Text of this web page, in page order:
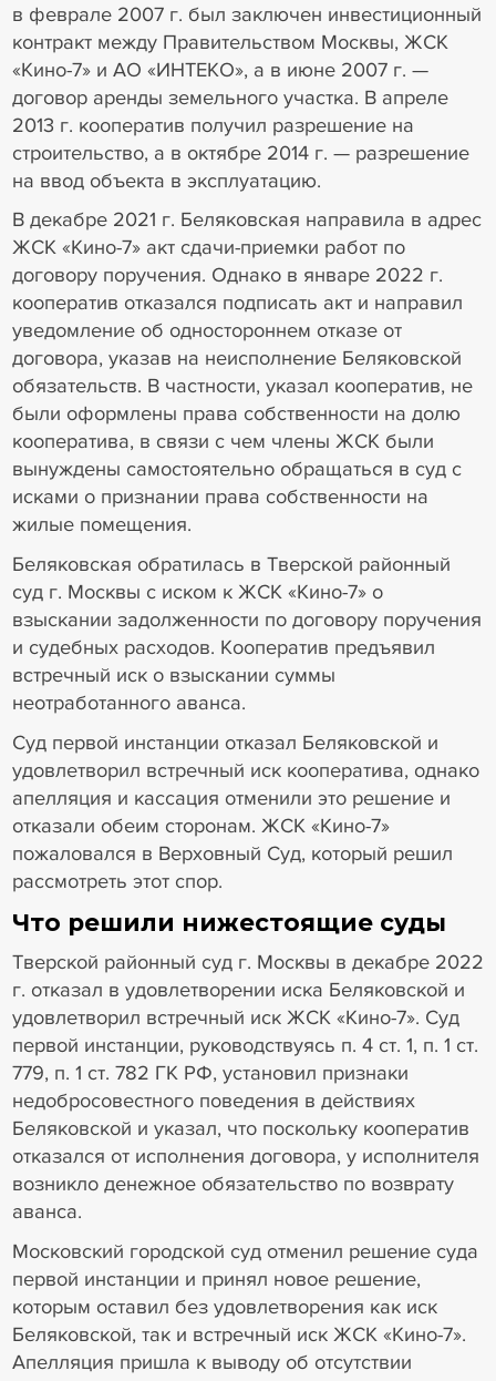
в феврале 2007 г. был заключен инвестиционный
контракт между Правительством Москвы, ЖСК
«Кино-7» и АО «ИНТЕКО», а в июне 2007 г. —
договор аренды земельного участка. В апреле
2013 г. кооператив получил разрешение на
строительство, а в октябре 2014 г. — разрешение
на ввод объекта в эксплуатацию.
В декабре 2021 г. Беляковская направила в адрес
ЖСК «Кино-7» акт сдачи-приемки работ по
договору поручения. Однако в январе 2022 г.
кооператив отказался подписать акт и направил
уведомление об одностороннем отказе от
договора, указав на неисполнение Беляковской
обязательств. В частности, указал кооператив, не
были оформлены права собственности на долю
кооператива, в связи с чем члены ЖСК были
вынуждены самостоятельно обращаться в суд с
исками о признании права собственности на
жилые помещения.
Беляковская обратилась в Тверской районный
суд г. Москвы с иском к ЖСК «Кино-7» о
взыскании задолженности по договору поручения
и судебных расходов. Кооператив предъявил
встречный иск о взыскании суммы
неотработанного аванса.
Суд первой инстанции отказал Беляковской и
удовлетворил встречный иск кооператива, однако
апелляция и кассация отменили это решение и
отказали обеим сторонам. ЖСК «Кино-7»
пожаловался в Верховный Суд, который решил
рассмотреть этот спор.
Что решили нижестоящие суды
Тверской районный суд г. Москвы в декабре 2022
г. отказал в удовлетворении иска Беляковской и
удовлетворил встречный иск ЖСК «Кино-7». Суд
первой инстанции, руководствуясь п. 4 ст. 1, п. 1 ст.
779, п. 1 ст. 782 ГК РФ, установил признаки
недобросовестного поведения в действиях
Беляковской и указал, что поскольку кооператив
отказался от исполнения договора, у исполнителя
возникло денежное обязательство по возврату
аванса.
Московский городской суд отменил решение суда
первой инстанции и принял новое решение,
которым оставил без удовлетворения как иск
Беляковской, так и встречный иск ЖСК «Кино-7».
Апелляция пришла к выводу об отсутствии